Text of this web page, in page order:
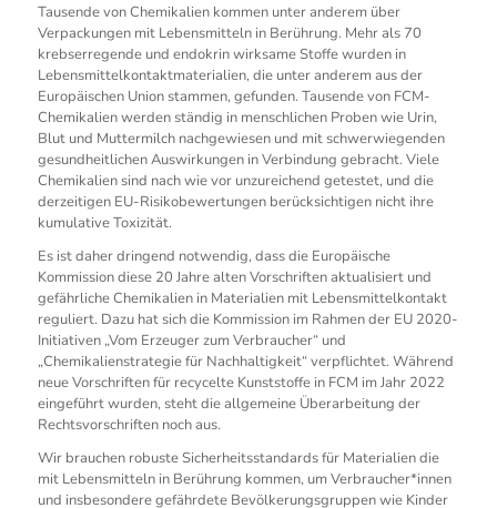
Tausende von Chemikalien kommen unter anderem über
Verpackungen mit Lebensmitteln in Berührung. Mehr als 70
krebserregende und endokrin wirksame Stoffe wurden in
Lebensmittelkontaktmaterialien, die unter anderem aus der
Europäischen Union stammen, gefunden. Tausende von FCM-
Chemikalien werden ständig in menschlichen Proben wie Urin,
Blut und Muttermilch nachgewiesen und mit schwerwiegenden
gesundheitlichen Auswirkungen in Verbindung gebracht. Viele
Chemikalien sind nach wie vor unzureichend getestet, und die
derzeitigen EU-Risikobewertungen berücksichtigen nicht ihre
kumulative Toxizität.
Es ist daher dringend notwendig, dass die Europäische
Kommission diese 20 Jahre alten Vorschriften aktualisiert und
gefährliche Chemikalien in Materialien mit Lebensmittelkontakt
reguliert. Dazu hat sich die Kommission im Rahmen der EU 2020-
Initiativen „Vom Erzeuger zum Verbraucher“ und
„Chemikalienstrategie für Nachhaltigkeit“ verpflichtet. Während
neue Vorschriften für recycelte Kunststoffe in FCM im Jahr 2022
eingeführt wurden, steht die allgemeine Überarbeitung der
Rechtsvorschriften noch aus.
Wir brauchen robuste Sicherheitsstandards für Materialien die
mit Lebensmitteln in Berührung kommen, um Verbraucher*innen
und insbesondere gefährdete Bevölkerungsgruppen wie Kinder